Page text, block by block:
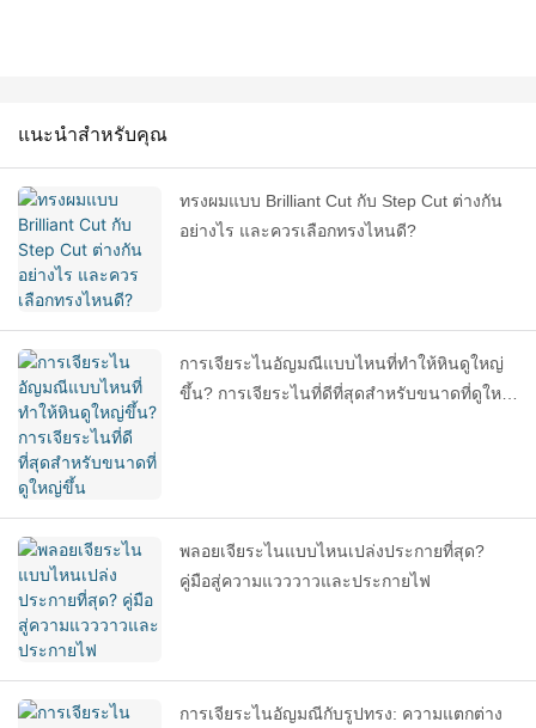
แนะนำสำหรับคุณ
ทรงผมแบบ Brilliant Cut กับ Step Cut ต่างกัน
อย่างไร และควรเลือกทรงไหนดี?
การเจียระไนอัญมณีแบบไหนที่ทำให้หินดูใหญ่
ขึ้น? การเจียระไนที่ดีที่สุดสำหรับขนาดที่ดูใหญ่
พลอยเจียระไนแบบไหนเปล่งประกายที่สุด?
คู่มือสู่ความแวววาวและประกายไฟ
การเจียระไนอัญมณีกับรูปทรง: ความแตกต่าง